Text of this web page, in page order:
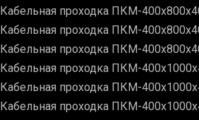
Кабельная проходка ПКМ-
Кабельная проходка ПКМ-
Кабельная проходка ПКМ-
Кабельная проходка ПКМ-
Кабельная проходка ПКМ-
Кабельная проходка ПКМ-